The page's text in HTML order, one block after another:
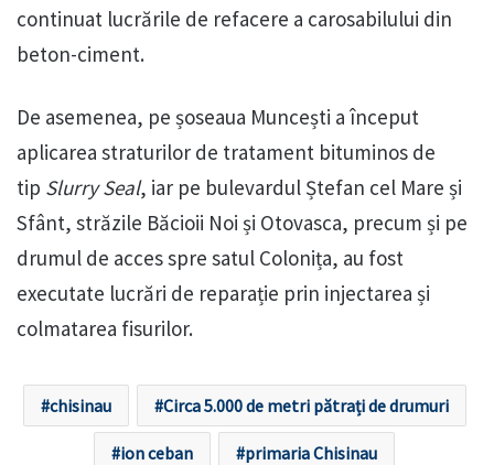
continuat lucrările de refacere a carosabilului din
beton-ciment.
De asemenea, pe șoseaua Muncești a început
aplicarea straturilor de tratament bituminos de
tip Slurry Seal, iar pe bulevardul Ștefan cel Mare și
Sfânt, străzile Băcioii Noi și Otovasca, precum și pe
drumul de acces spre satul Colonița, au fost
executate lucrări de reparație prin injectarea și
colmatarea fisurilor.
chisinau Circa 5.000 de metri pătrați de drumuri
ion ceban primaria Chisinau